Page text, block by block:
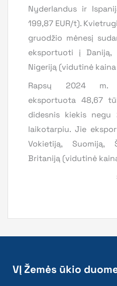
Nyderlandus ir
199,87 EUR/t).
gruodžio mėnesį
eksportuoti į Daniją,
Nigeriją (vidutinė kaina
Rapsų 2024 m.
eksportuota 48,67
didesnis kiekis negu
laikotarpiu. Jie
Vokietiją, Suomiją,
Britaniją (vidutinė
VĮ Žemės ūkio